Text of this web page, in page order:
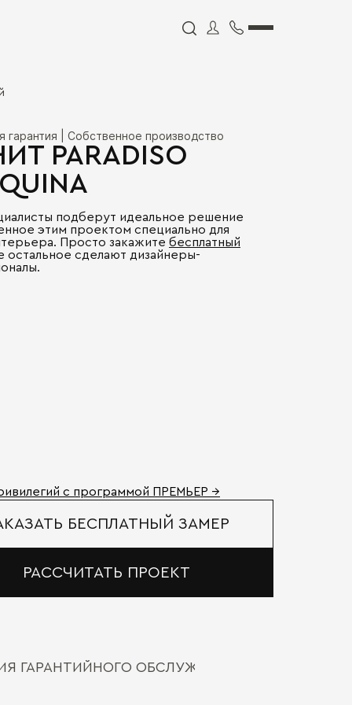
гарантия | Собственное производство
PARADISO
подберут идеальное решение
этим проектом специально для
Просто закажите бесплатный
остальное сделают дизайнеры-
с программой ПРЕМЬЕР →
БЕСПЛАТНЫЙ ЗАМЕР
РАССЧИТАТЬ ПРОЕКТ
ГАРАНТИЙНОГО ОБСЛУЖИВАНИЯ